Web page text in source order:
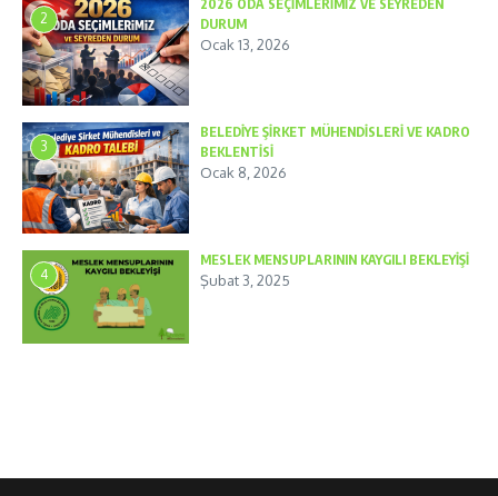
2
2026 ODA SEÇİMLERİMİZ VE SEYREDEN
DURUM
Ocak 13, 2026
3
BELEDİYE ŞİRKET MÜHENDİSLERİ VE KADRO
BEKLENTİSİ
Ocak 8, 2026
4
MESLEK MENSUPLARININ KAYGILI BEKLEYİŞİ
Şubat 3, 2025